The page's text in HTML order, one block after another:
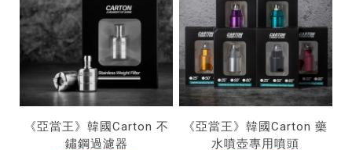
《亞當王》韓國Carton 不
鏽鋼過濾器
《亞當王》韓國Carton 藥
水噴壺專用噴頭